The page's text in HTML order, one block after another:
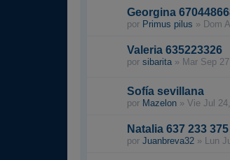
Georgina
por Primus pilus » Dom
Valeria 635223326
por sibarita » Mar Sep
Sofía sevillana
por Mazelon » Vie Jul
Natalia 637 233 375
por Juanbreva32 » Lun